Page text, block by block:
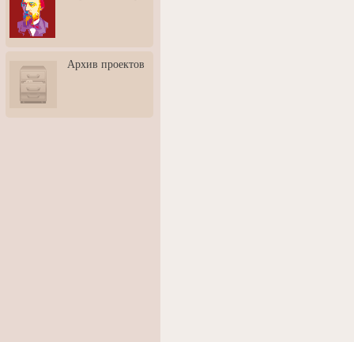
3: Обусловленности
человека и их влияние на
карьеру
скульптором Дмитрием
Тугариновым
АртБульвар в День города
Архив проектов